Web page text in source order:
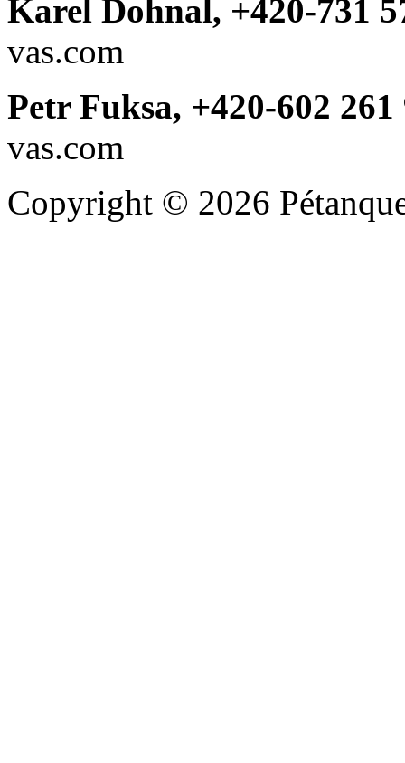
Karel Dohnal, +420-731
vas.com
Petr Fuksa, +420-602
vas.com
Copyright © 2026